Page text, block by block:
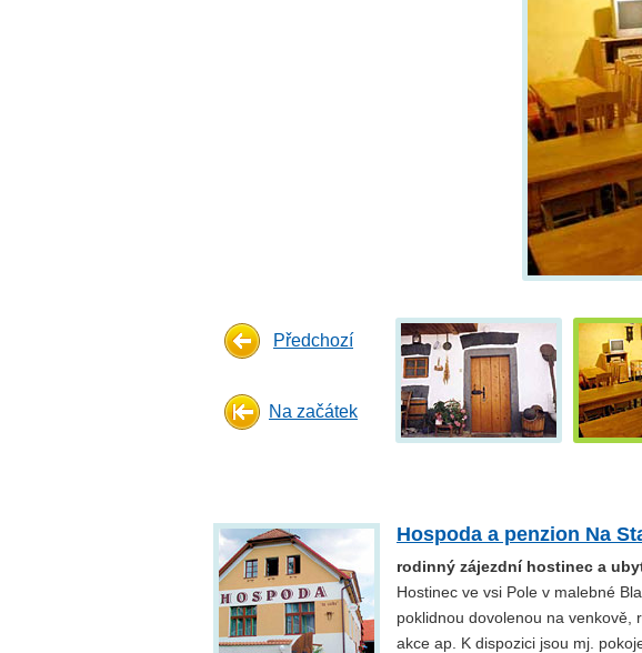
Předchozí
Na začátek
Hospoda a penzion Na
rodinný zájezdní hostinec a
Hostinec ve vsi Pole v malebné
poklidnou dovolenou na venkově,
akce ap. K dispozici jsou mj.